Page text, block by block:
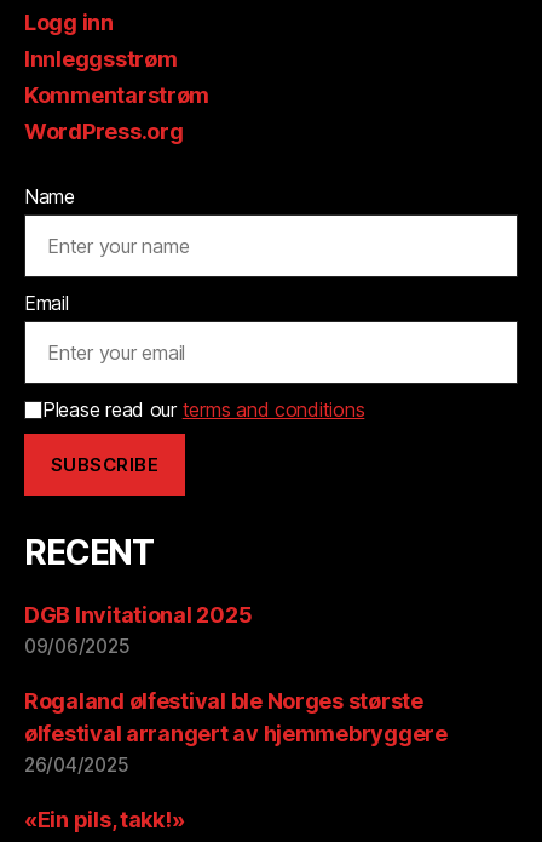
Logg inn
Innleggsstrøm
Kommentarstrøm
WordPress.org
Name
Email
Please read our terms and conditions
RECENT
DGB Invitational 2025
09/06/2025
Rogaland ølfestival ble Norges største
ølfestival arrangert av hjemmebryggere
26/04/2025
«Ein pils, takk!»